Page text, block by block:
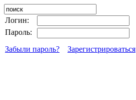
Логин:
Пароль:
Забыли пароль?
Зарегистрироваться